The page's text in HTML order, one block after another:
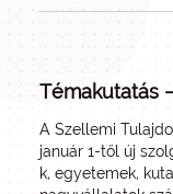
Témakutatás
A Szellemi
január 1-től új
k, egyetemek,